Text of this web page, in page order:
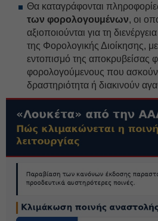
Θα καταγράφονται
των φορολογουμένων, οι
αξιοποιούνται για τη
της Φορολογικής Διοίκησης,
εντοπισμό της αποκρυβείσας
φορολογούμενους που
δραστηριότητα ή διακινούν